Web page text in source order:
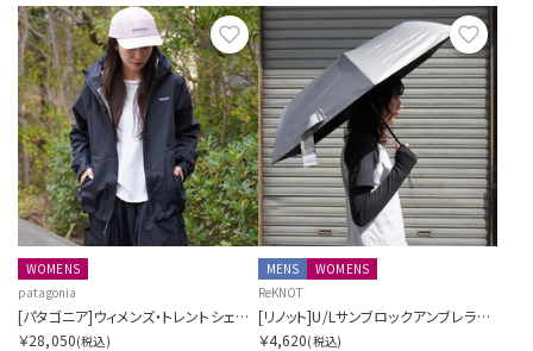
お気に入り
WOMENS
patagonia
[パタゴニア]ウィメンズ・トレントシェル・3L・レイン・ジャケット
￥28,050(税込)
お気
MENS
WOMENS
ReKNOT
[リノット]U/Lサンブロックアンブレラエアー
￥4,620(税込)